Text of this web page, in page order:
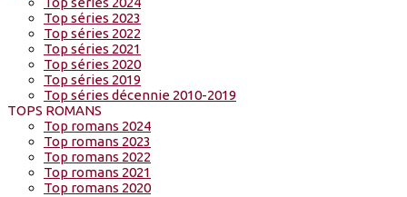
Top séries 2023
Top séries 2022
Top séries 2021
Top séries 2020
Top séries 2019
Top séries décennie 2010-2019
TOPS ROMANS
Top romans 2024
Top romans 2023
Top romans 2022
Top romans 2021
Top romans 2020